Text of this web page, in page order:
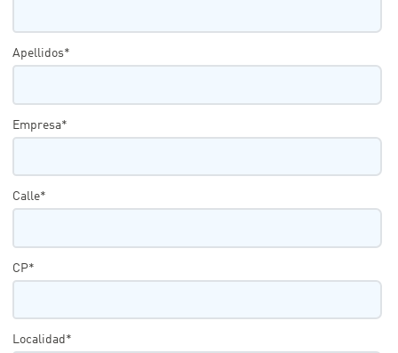
Apellidos*
Empresa*
Calle*
CP*
Localidad*